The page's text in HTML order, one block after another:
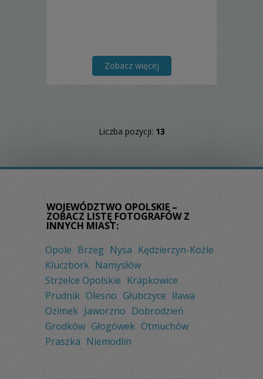
Zobacz więcej
Liczba pozycji: 13
WOJEWÓDZTWO OPOLSKIE –
ZOBACZ LISTĘ FOTOGRAFÓW Z
INNYCH MIAST:
Opole Brzeg Nysa Kędzierzyn-Koźle
Kluczbork Namysłów
Strzelce Opolskie Krapkowice
Prudnik Olesno Głubczyce Iława
Ozimek Jaworzno Dobrodzień
Grodków Głogówek Otmuchów
Praszka Niemodlin